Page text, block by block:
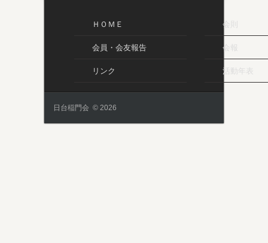
ＨＯＭＥ 会則
会員・会友報告 会報
リンク 活動年表
日台稲門会 © 2026